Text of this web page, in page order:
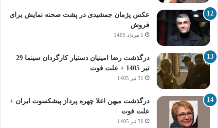
عکس پژمان جمشیدی در پشت صحنه نمایش برای
فروش
1 مرداد 1405
درگذشت رضا امینیان دستیار کارگردان سینما 29
تیر 1405 + علت فوت
31 تیر 1405
درگذشت میهن اعلا چهره پرداز پیشکسوت ایران +
علت فوت
30 تیر 1405